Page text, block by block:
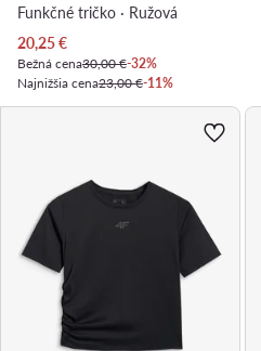
Funkčné tričko · Ružová
Aktuálna cena
20,25€
Bežná cena30,00 €-32%
Najnižšia cena23,00 €-11%